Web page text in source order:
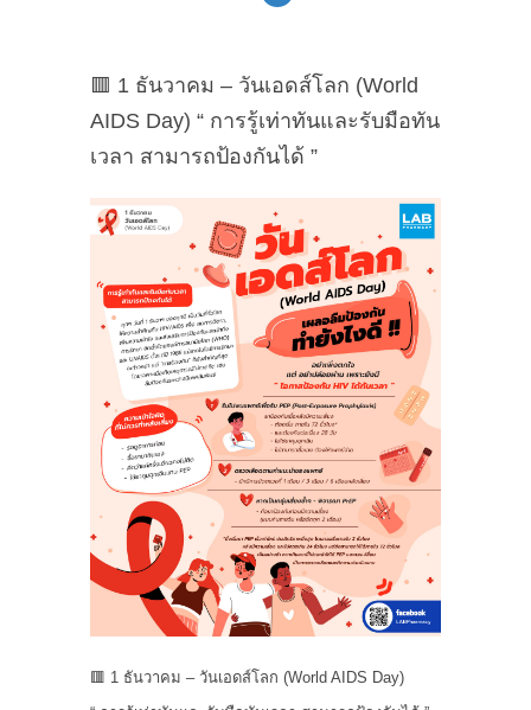
แจ้งชำระเงิน
CONTACT US
BRANCH
🟥 1 ธันวาคม – วันเอดส์โลก (World
AIDS Day) “ การรู้เท่าทันและรับมือทัน
เวลา สามารถป้องกันได้ ”
🟥 1 ธันวาคม – วันเอดส์โลก (World AIDS Day)